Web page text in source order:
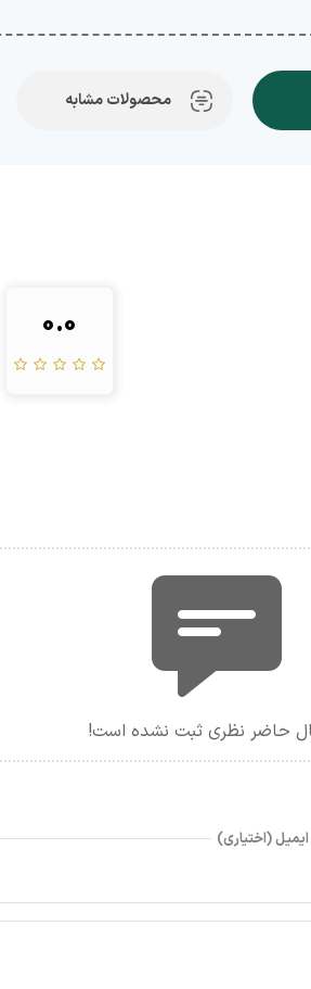
محصولات مشابه
0.0
حاضر نظری ثبت نشده است!
ایمیل (اختیاری)